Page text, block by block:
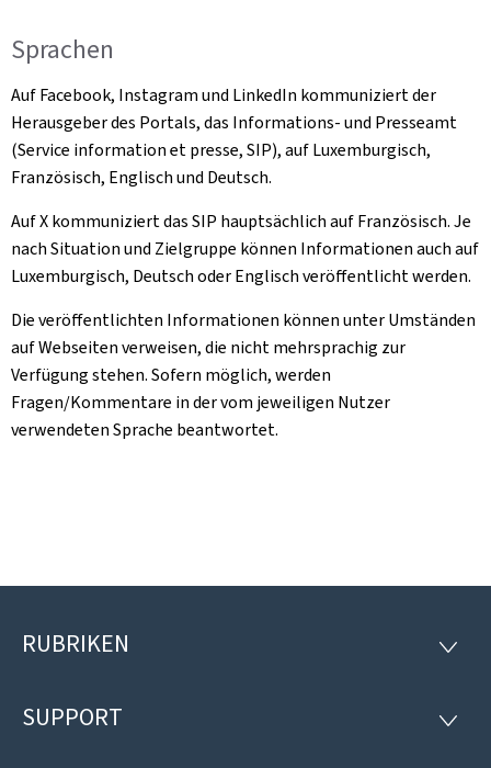
Sprachen
Auf Facebook, Instagram und LinkedIn kommuniziert der
Herausgeber des Portals, das Informations- und Presseamt
(Service information et presse, SIP), auf Luxemburgisch,
Französisch, Englisch und Deutsch.
Auf X kommuniziert das SIP hauptsächlich auf Französisch. Je
nach Situation und Zielgruppe können Informationen auch auf
Luxemburgisch, Deutsch oder Englisch veröffentlicht werden.
Die veröffentlichten Informationen können unter Umständen
auf Webseiten verweisen, die nicht mehrsprachig zur
Verfügung stehen. Sofern möglich, werden
Fragen/Kommentare in der vom jeweiligen Nutzer
verwendeten Sprache beantwortet.
Footer
RUBRIKEN
SUPPORT